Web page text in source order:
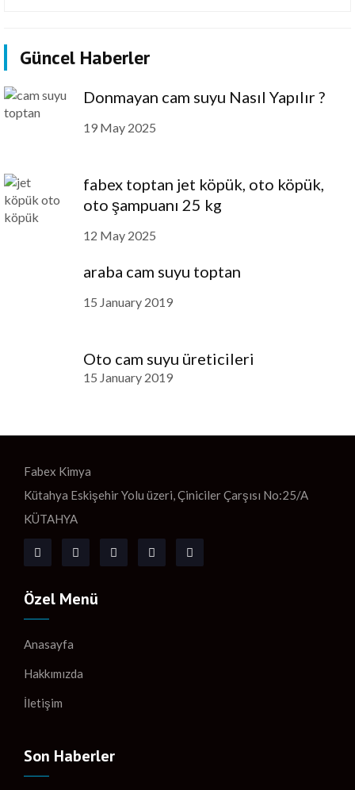
Güncel Haberler
Donmayan cam suyu Nasıl Yapılır ?
19 May 2025
fabex toptan jet köpük, oto köpük,
oto şampuanı 25 kg
12 May 2025
araba cam suyu toptan
15 January 2019
Oto cam suyu üreticileri
15 January 2019
Fabex Kimya
Kütahya Eskişehir Yolu üzeri, Çiniciler Çarşısı No:25/A
KÜTAHYA
Özel Menü
Anasayfa
Hakkımızda
İletişim
Son Haberler